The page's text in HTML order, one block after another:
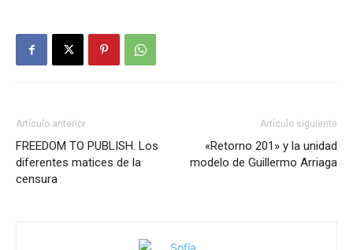
Artículo anterior
FREEDOM TO PUBLISH. Los
diferentes matices de la
censura
Artículo siguiente
«Retorno 201» y la unidad
modelo de Guillermo Arriaga